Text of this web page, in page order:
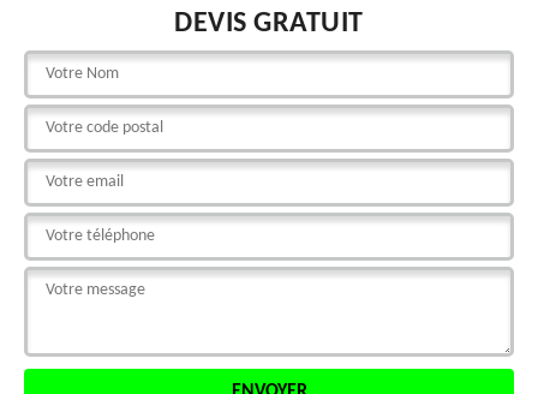
DEVIS GRATUIT